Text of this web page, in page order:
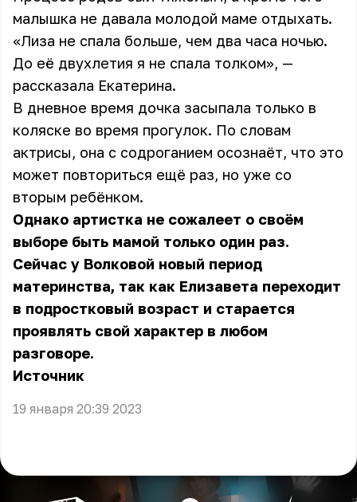
малышка не давала молодой маме отдыхать.
«Лиза не спала больше, чем два часа ночью.
До её двухлетия я не спала толком», —
рассказала Екатерина.
В дневное время дочка засыпала только в
коляске во время прогулок. По словам
актрисы, она с содроганием осознаёт, что это
может повториться ещё раз, но уже со
вторым ребёнком.
Однако артистка не сожалеет о своём
выборе быть мамой только один раз.
Сейчас у Волковой новый период
материнства, так как Елизавета переходит
в подростковый возраст и старается
проявлять свой характер в любом
разговоре.
Источник
19 января 20:39 2023